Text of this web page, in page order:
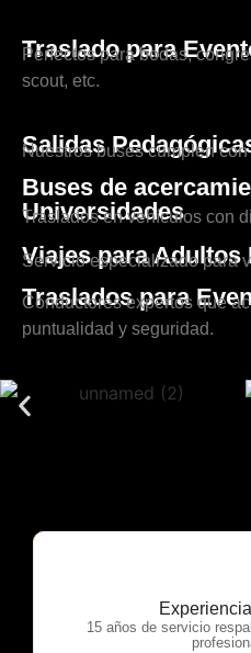
Traslado para
Perfectos para bodas,
scout, etc.
Salidas
Nuestros buses cumplen
Buses de
Universidades
Traslados en vehículos con
Viajes para Adultos
Servicio especializado para
Traslados para
Conductores expertos que
puntualidad y seguridad.
15 años de servicio
OTP